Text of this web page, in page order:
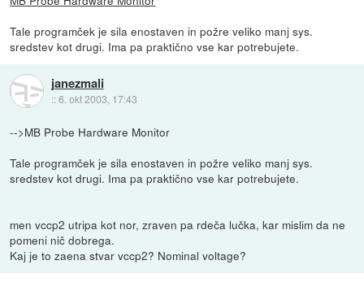
Tale programček je sila enostaven in požre veliko manj sys.
sredstev kot drugi. Ima pa praktično vse kar potrebujete.
janezmali
::6. okt 2003, 17:43
-->MB Probe Hardware Monitor
Tale programček je sila enostaven in požre veliko manj sys.
sredstev kot drugi. Ima pa praktično vse kar potrebujete.
men vccp2 utripa kot nor, zraven pa rdeča lučka, kar mislim da ne
pomeni nič dobrega.
Kaj je to zaena stvar vccp2? Nominal voltage?